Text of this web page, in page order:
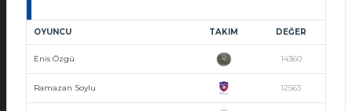
OYUNCU TAKIM DEĞER
Enis Özgü 14360
Ramazan Soylu 12563